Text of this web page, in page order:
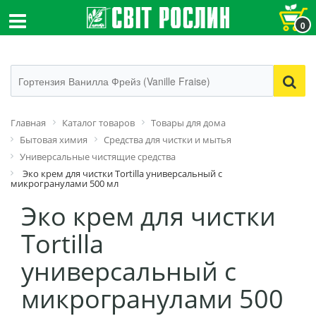
0
Главная Каталог товаров
Товары для дома
Бытовая химия
Средства для чистки и мытья
Универсальные чистящие средства
Эко крем для чистки Tortilla универсальный с
микрогранулами 500 мл
Эко крем для чистки
Tortilla
универсальный с
микрогранулами 500